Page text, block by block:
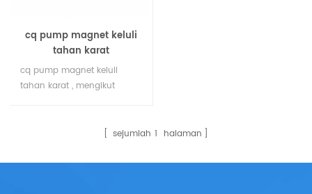
cq pump magnet keluli
tahan karat
cq pump magnet keluli
tahan karat , mengikut
karat, struktur mudah,
kecil, bunyi rendah.
sejumlah 1 halaman